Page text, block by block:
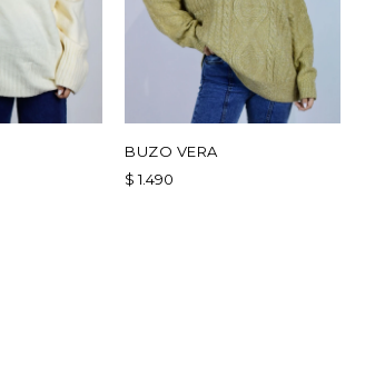
BUZO VERA
$ 1.490